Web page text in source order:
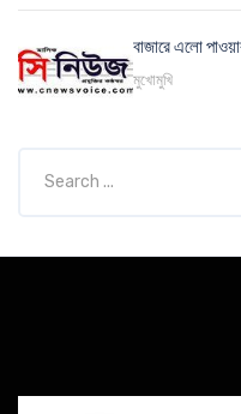
বাজারে এলো
মুখোমুখি